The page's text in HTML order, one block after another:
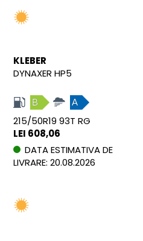
KLEBER
DYNAXER HP5
B A
215/50R19 93T RG
LEI 608,06
DATA ESTIMATIVA DE
LIVRARE: 20.08.2026